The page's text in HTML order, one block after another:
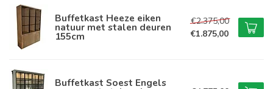
Buffetkast Heeze eiken
natuur met stalen deuren
155cm
€2.375,00
€1.875,00
Buffetkast Soest Engels